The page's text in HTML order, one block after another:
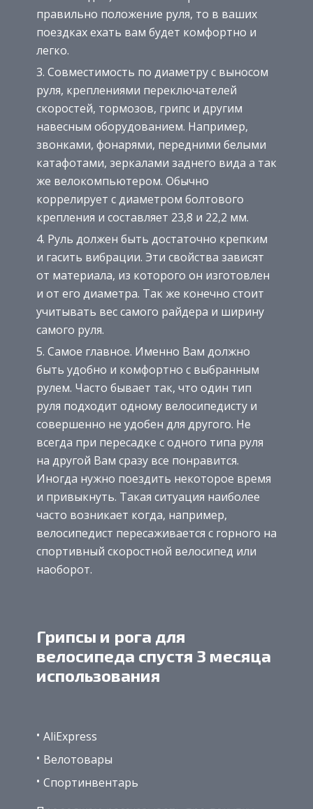
правильно положение руля, то в ваших
поездках ехать вам будет комфортно и
легко.
Совместимость по диаметру с выносом
руля, креплениями переключателей
скоростей, тормозов, грипс и другим
навесным оборудованием. Например,
звонками, фонарями, передними белыми
катафотами, зеркалами заднего вида а так
же велокомпьютером. Обычно
коррелирует с диаметром болтового
крепления и составляет 23,8 и 22,2 мм.
Руль должен быть достаточно крепким
и гасить вибрации. Эти свойства зависят
от материала, из которого он изготовлен
и от его диаметра. Так же конечно стоит
учитывать вес самого райдера и ширину
самого руля.
Самое главное. Именно Вам должно
быть удобно и комфортно с выбранным
рулем. Часто бывает так, что один тип
руля подходит одному велосипедисту и
совершенно не удобен для другого. Не
всегда при пересадке с одного типа руля
на другой Вам сразу все понравится.
Иногда нужно поездить некоторое время
и привыкнуть. Такая ситуация наиболее
часто возникает когда, например,
велосипедист пересаживается с горного на
спортивный скоростной велосипед или
наоборот.
Грипсы и рога для
велосипеда спустя 3 месяца
использования
AliExpress
Велотовары
Спортинвентарь